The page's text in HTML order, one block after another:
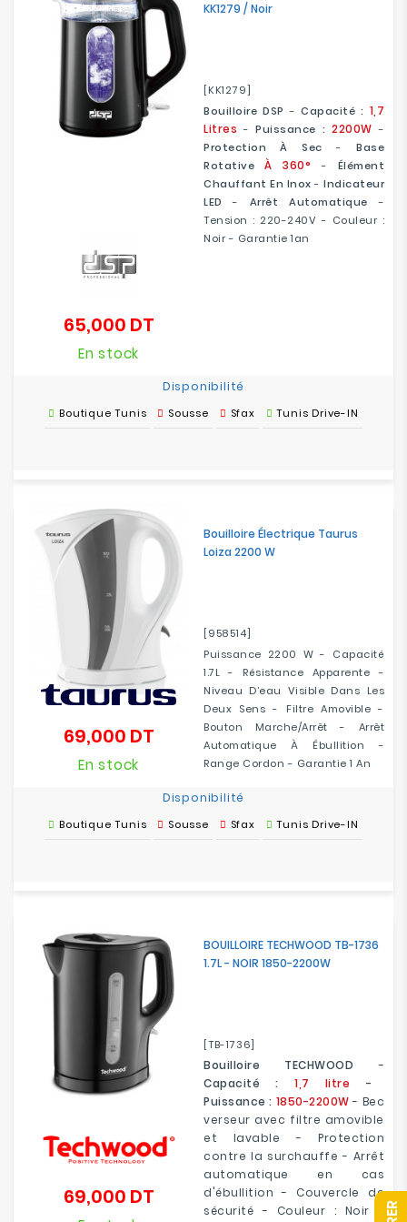
KK1279 / Noir
[KK1279]
Bouilloire DSP - Capacité : 1,7
Litres -Puissance : 2200W -
Protection À Sec -
Base
RotativeÀ 360° - Élément
Chauffant En Inox- Indicateur
LED - Arrêt Automatique -
Tension : 220-240V - Couleur :
Noir - Garantie 1an
65,000 DTPrix
En stock
Disponibilité
Boutique Tunis Sousse Sfax Tunis Drive-IN
Bouilloire Électrique Taurus
Loiza 2200 W
[958514]
Puissance 2200 W - Capacité
1.7L - Résistance Apparente -
Niveau D’eau Visible Dans Les
Deux Sens - Filtre Amovible -
Bouton Marche/arrêt - Arrêt
Automatique À Ébullition -
Range Cordon - Garantie 1 An
69,000 DTPrix
En stock
Disponibilité
Boutique Tunis Sousse Sfax Tunis Drive-IN
BOUILLOIRE TECHWOOD TB-1736
1.7L - NOIR 1850-2200W
[TB-1736]
Bouilloire TECHWOOD -
Capacité :
1,7 litre -
Puissance : 1850-2200W - Bec
verseur avec filtre amovible
et lavable - Protection
contre la surchauffe - Arrêt
automatique en cas
d'ébullition - Couvercle de
sécurité - Couleur : Noir -
69,000 DTPrix